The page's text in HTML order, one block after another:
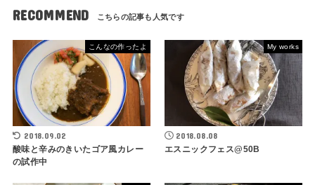
RECOMMEND
こんなの作ったよ
2018.09.02
酸味と辛みのきいたゴア風カレー
の試作中
My works
2018.08.08
エスニックフェス@50B